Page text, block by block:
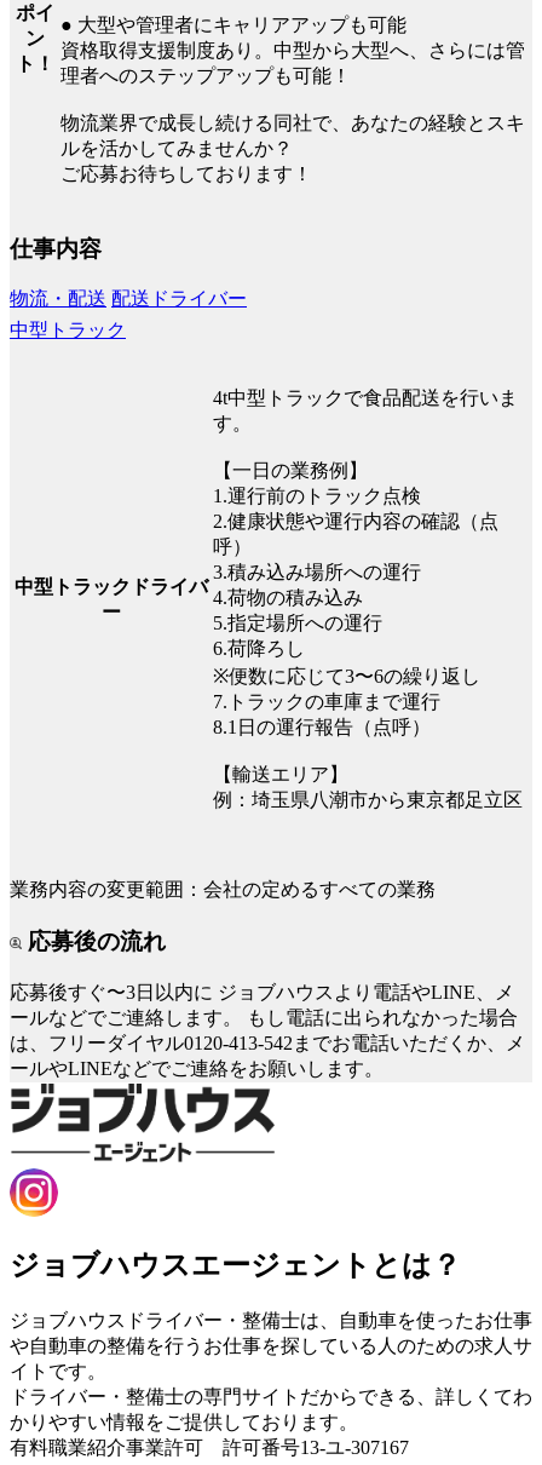
ポイ
ン
ト！
● 大型や管理者にキャリアアップも可能
資格取得支援制度あり。中型から大型へ、さらには管
理者へのステップアップも可能！
物流業界で成長し続ける同社で、あなたの経験とスキ
ルを活かしてみませんか？
ご応募お待ちしております！
仕事内容
物流・配送 配送ドライバー
中型トラック
中型トラックドライバ
ー
4t中型トラックで食品配送を行いま
す。
【一日の業務例】
1.運行前のトラック点検
2.健康状態や運行内容の確認（点
呼）
3.積み込み場所への運行
4.荷物の積み込み
5.指定場所への運行
6.荷降ろし
※便数に応じて3〜6の繰り返し
7.トラックの車庫まで運行
8.1日の運行報告（点呼）
【輸送エリア】
例：埼玉県八潮市から東京都足立区
業務内容の変更範囲：会社の定めるすべての業務
応募後の流れ
応募後すぐ〜3日以内に ジョブハウスより電話やLINE、メ
ールなどでご連絡します。
もし電話に出られなかった場合
は、フリーダイヤル0120-413-542までお電話いただくか、メ
ールやLINEなどでご連絡をお願いします。
ジョブハウスエージェントとは？
ジョブハウスドライバー・整備士は、自動車を使ったお仕事
や自動車の整備を行うお仕事を探している人のための求人サ
イトです。
ドライバー・整備士の専門サイトだからできる、詳しくてわ
かりやすい情報をご提供しております。
有料職業紹介事業許可 許可番号13-ユ-307167